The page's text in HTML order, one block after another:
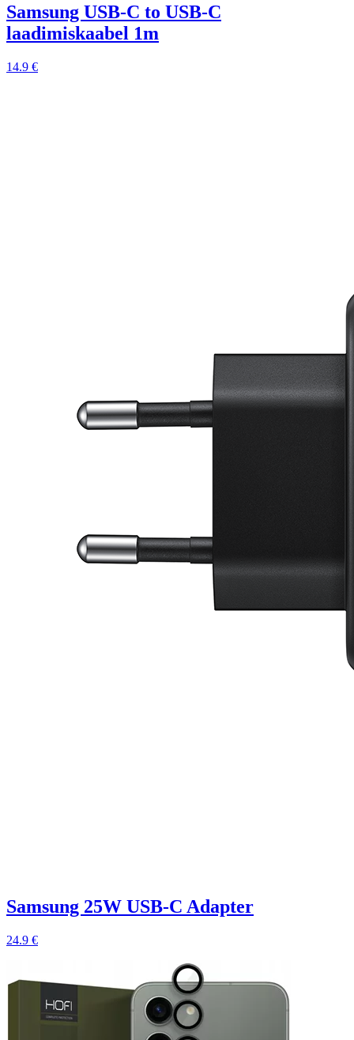
Samsung USB-C to USB-C
laadimiskaabel 1m
14.9 €
Samsung 25W USB-C Adapter
24.9 €